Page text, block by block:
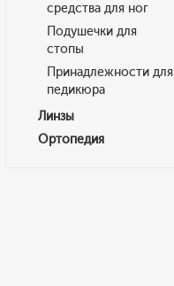
средства для ног
Подушечки для
стопы
Принадлежности для
педикюра
Линзы
Ортопедия